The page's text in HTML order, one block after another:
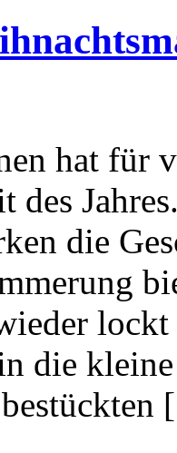
hat für
des
die
die